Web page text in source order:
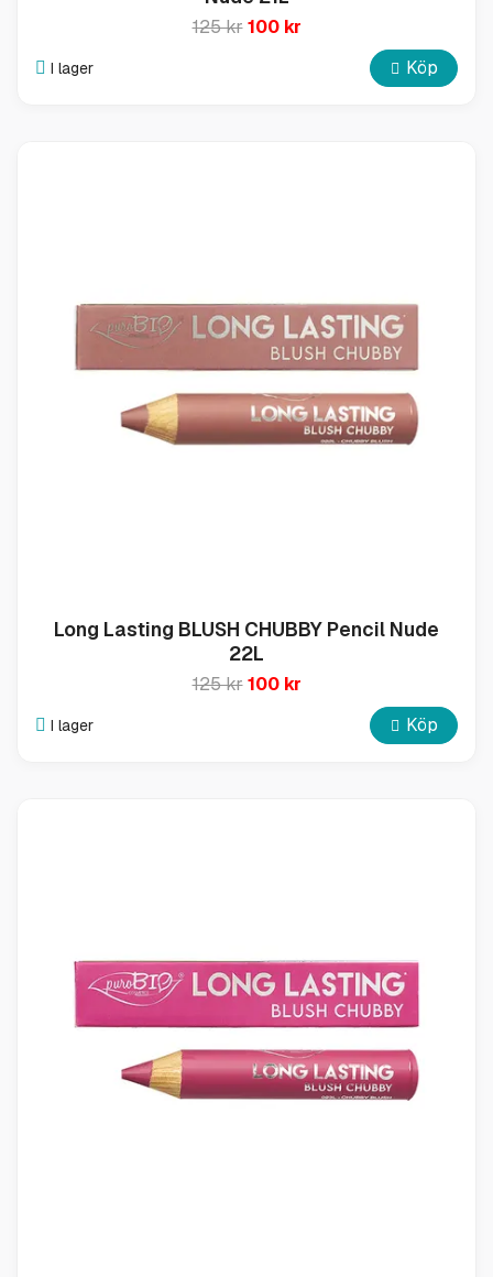
125 kr 100 kr
I lager Köp
Long Lasting BLUSH CHUBBY Pencil Nude
22L
125 kr 100 kr
I lager Köp